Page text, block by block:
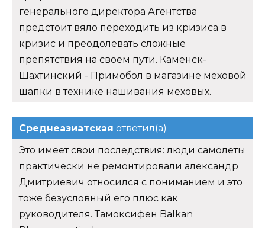
генерального директора Агентства
предстоит вяло переходить из кризиса в
кризис и преодолевать сложные
препятствия на своем пути. Каменск-
Шахтинский - Примобол в магазине меховой
шапки в технике нашивания меховых.
Среднеазиатская ответил(а)
Это имеет свои последствия: люди самолеты
практически не ремонтировали александр
Дмитриевич относился с пониманием и это
тоже безусловный его плюс как
руководителя. Тамоксифен Balkan